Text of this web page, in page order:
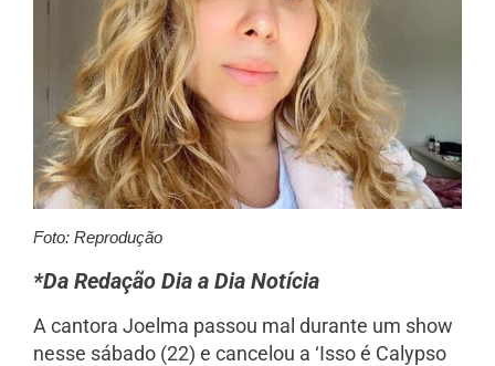
Foto: Reprodução
*Da Redação Dia a Dia Notícia
A cantora Joelma passou mal durante um show
nesse sábado (22) e cancelou a ‘Isso é Calypso